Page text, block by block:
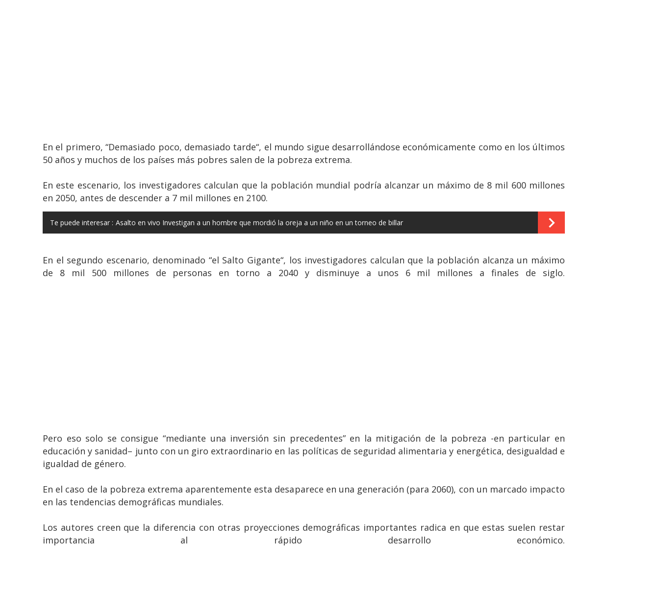
En el primero, “Demasiado poco, demasiado tarde“, el mundo sigue desarrollándose económicamente como en los últimos
50 años y muchos de los países más pobres salen de la pobreza extrema.
En este escenario, los investigadores calculan que la población mundial podría alcanzar un máximo de 8 mil 600 millones
en 2050, antes de descender a 7 mil millones en 2100.
Te puede interesar : Asalto en vivo Investigan a un hombre que mordió la oreja a un niño en un torneo de billar
En el segundo escenario, denominado “el Salto Gigante“, los investigadores calculan que la población alcanza un máximo
de 8 mil 500 millones de personas en torno a 2040 y disminuye a unos 6 mil millones a finales de siglo.
Pero eso solo se consigue “mediante una inversión sin precedentes” en la mitigación de la pobreza -en particular en
educación y sanidad– junto con un giro extraordinario en las políticas de seguridad alimentaria y energética, desigualdad e
igualdad de género.
En el caso de la pobreza extrema aparentemente esta desaparece en una generación (para 2060), con un marcado impacto
en las tendencias demográficas mundiales.
Los autores creen que la diferencia con otras proyecciones demográficas importantes radica en que estas suelen restar
importancia al rápido desarrollo económico.